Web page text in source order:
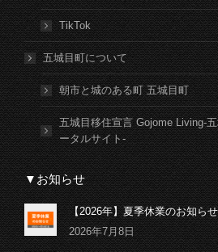
TikTok
五城目町について
朝市と城のある町 五城目町
五城目移住宣言 Gojome Living-
ータルサイト-
▼お知らせ
【2026年】夏季休業のお知らせ
2026年7月8日